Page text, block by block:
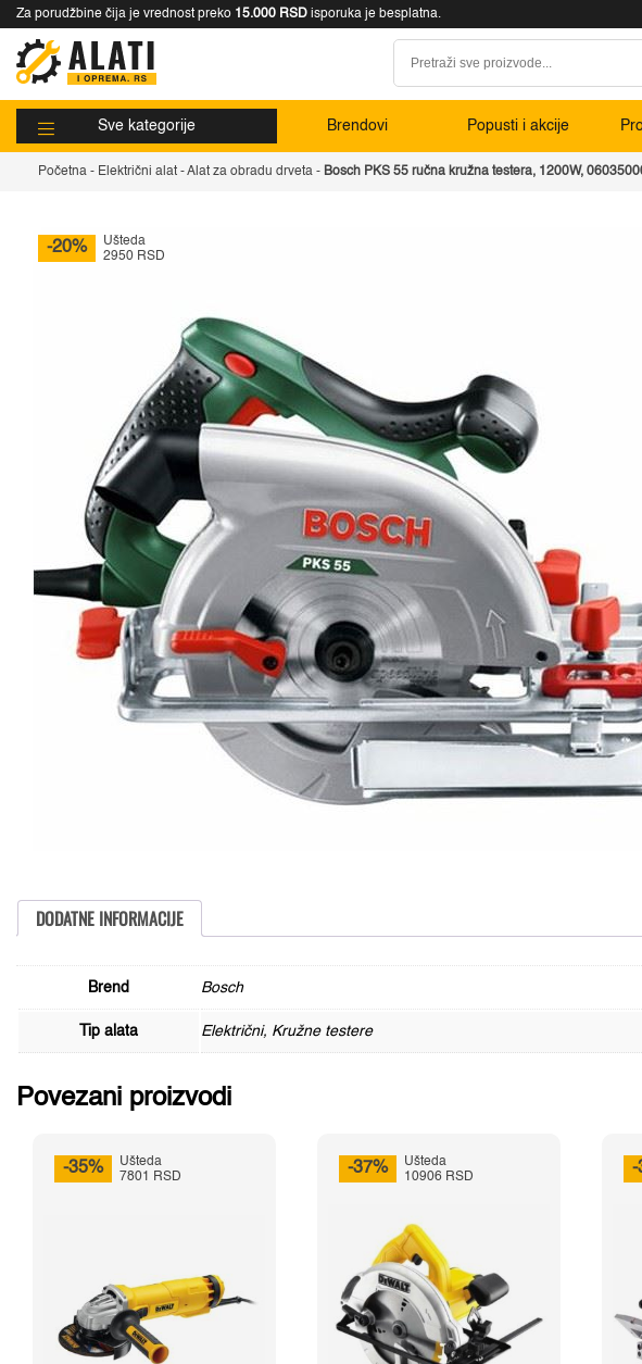
Za porudžbine čija je vrednost preko 15.000 RSD isporuka je besplatna.
Sve kategorije Brendovi Popusti i akcije
Početna - Električni alat -Alat za obradu drveta - Bosch PKS 55 ručna kružna testera, 1200W,
-20%
Ušteda
2950 RSD
DODATNE INFORMACIJE
Brend Bosch
Tip alata Električni, Kružne testere
Povezani proizvodi
-35%
Ušteda
7801 RSD
-37%
Ušteda
10906 RSD
-